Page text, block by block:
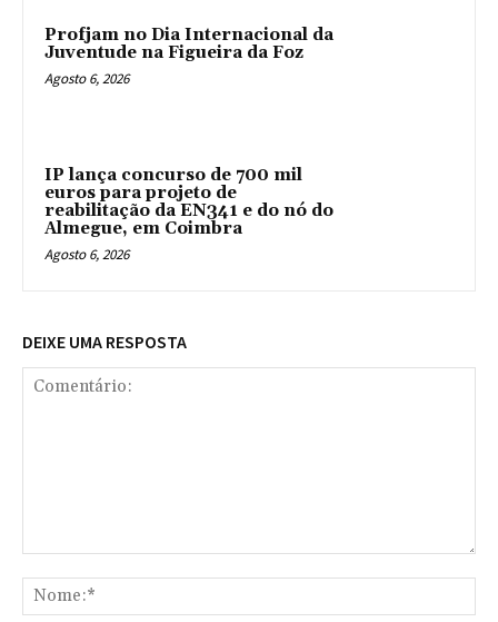
Profjam no Dia Internacional da
Juventude na Figueira da Foz
Agosto 6, 2026
IP lança concurso de 700 mil
euros para projeto de
reabilitação da EN341 e do nó do
Almegue, em Coimbra
Agosto 6, 2026
DEIXE UMA RESPOSTA